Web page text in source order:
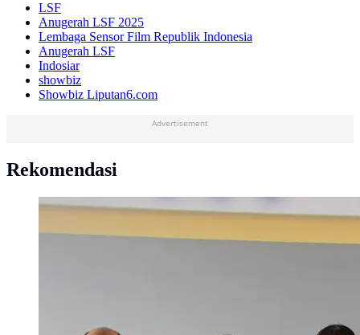
LSF
Anugerah LSF 2025
Lembaga Sensor Film Republik Indonesia
Anugerah LSF
Indosiar
showbiz
Showbiz Liputan6.com
Advertisement
Rekomendasi